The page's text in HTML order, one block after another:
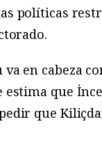
políticas
en cabeza
que
que